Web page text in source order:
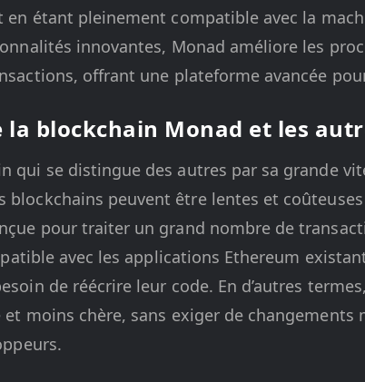
étant pleinement compatible avec la
innovantes, Monad améliore les
offrant une plateforme avancée
blockchain Monad et les
qui se distingue des autres par sa grande
blockchains peuvent être lentes et
pour traiter un grand nombre de
avec les applications Ethereum
de réécrire leur code. En d’autres
moins chère, sans exiger de changements